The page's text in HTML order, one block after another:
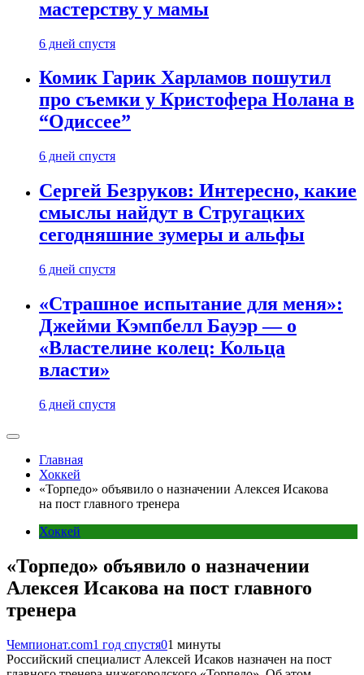
мастерству у мамы
6 дней спустя
Комик Гарик Харламов пошутил
про съемки у Кристофера Нолана в
“Одиссее”
6 дней спустя
Сергей Безруков: Интересно, какие
смыслы найдут в Стругацких
сегодняшние зумеры и альфы
6 дней спустя
«Страшное испытание для меня»:
Джейми Кэмпбелл Бауэр — о
«Властелине колец: Кольца
власти»
6 дней спустя
Главная
Хоккей
«Торпедо» объявило о назначении Алексея Исакова
на пост главного тренера
Хоккей
«Торпедо» объявило о назначении
Алексея Исакова на пост главного
тренера
Чемпионат.com1 год спустя01 минуты
Российский специалист Алексей Исаков назначен на пост